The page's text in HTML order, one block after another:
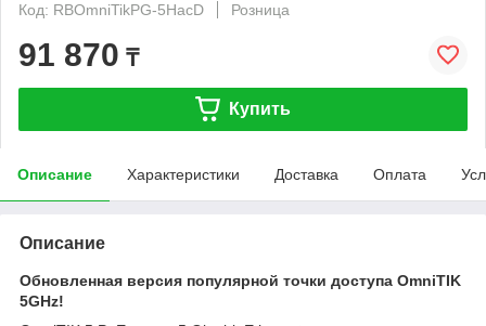
Код: RBOmniTikPG-5HacD
Розница
91 870 ₸
Купить
Описание Характеристики Доставка Оплата
Описание
Обновленная версия популярной точки доступа OmniTIK
5GHz!